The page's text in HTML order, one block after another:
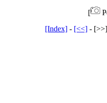
[
[Index] - [<<] -